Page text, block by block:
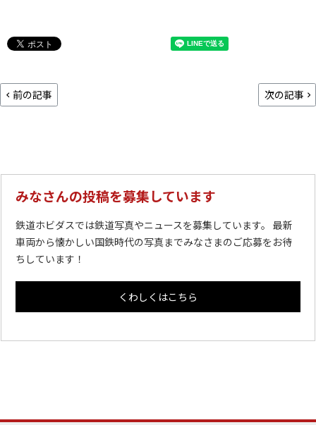
前の記事 次の記事
みなさんの投稿を募集しています
鉄道ホビダスでは鉄道写真やニュースを募集しています。 最新
車両から懐かしい国鉄時代の写真までみなさまのご応募をお待
ちしています！
くわしくはこちら